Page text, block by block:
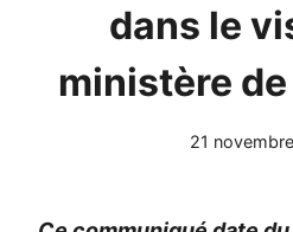
dans le
ministère
21